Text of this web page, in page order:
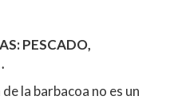
PESCADO,
la barbacoa no es un